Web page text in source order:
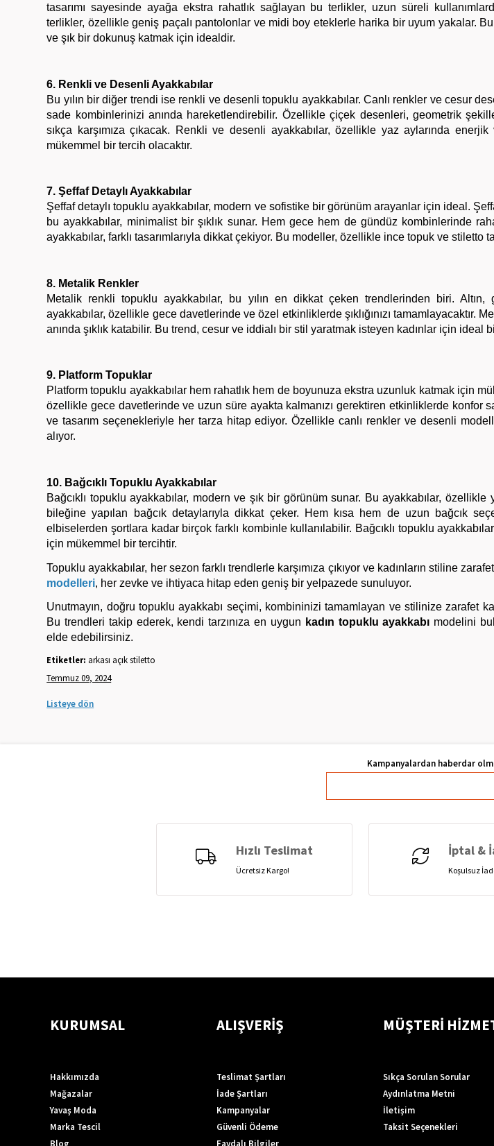
tasarımı sayesinde ayağa ekstra rahatlık sağlayan bu terlikler, uzun süreli
terlikler, özellikle geniş paçalı pantolonlar ve midi boy eteklerle harika bir uyum yakalar.
ve şık bir dokunuş katmak için idealdir.
6. Renkli ve Desenli Ayakkabılar
Bu yılın bir diğer trendi ise renkli ve desenli topuklu ayakkabılar. Canlı renkler ve cesur
sade kombinlerinizi anında hareketlendirebilir. Özellikle çiçek desenleri, geometrik
sıkça karşımıza çıkacak. Renkli ve desenli ayakkabılar, özellikle yaz aylarında
mükemmel bir tercih olacaktır.
7. Şeffaf Detaylı Ayakkabılar
Şeffaf detaylı topuklu ayakkabılar, modern ve sofistike bir görünüm arayanlar için ideal.
bu ayakkabılar, minimalist bir şıklık sunar. Hem gece hem de gündüz kombinlerinde
ayakkabılar, farklı tasarımlarıyla dikkat çekiyor. Bu modeller, özellikle ince topuk ve stiletto
8. Metalik Renkler
Metalik renkli topuklu ayakkabılar, bu yılın en dikkat çeken trendlerinden biri. Altın,
ayakkabılar, özellikle gece davetlerinde ve özel etkinliklerde şıklığınızı tamamlayacaktır.
anında şıklık katabilir. Bu trend, cesur ve iddialı bir stil yaratmak isteyen kadınlar için ideal
9. Platform Topuklar
Platform topuklu ayakkabılar hem rahatlık hem de boyunuza ekstra uzunluk katmak için
özellikle gece davetlerinde ve uzun süre ayakta kalmanızı gerektiren etkinliklerde konfor
ve tasarım seçenekleriyle her tarza hitap ediyor. Özellikle canlı renkler ve desenli
alıyor.
10. Bağcıklı Topuklu Ayakkabılar
Bağcıklı topuklu ayakkabılar, modern ve şık bir görünüm sunar. Bu ayakkabılar,
bileğine yapılan bağcık detaylarıyla dikkat çeker. Hem kısa hem de uzun bağcık
elbiselerden şortlara kadar birçok farklı kombinle kullanılabilir. Bağcıklı topuklu
için mükemmel bir tercihtir.
Topuklu ayakkabılar, her sezon farklı trendlerle karşımıza çıkıyor ve kadınların stiline
modelleri, her zevke ve ihtiyaca hitap eden geniş bir yelpazede sunuluyor.
Unutmayın, doğru topuklu ayakkabı seçimi, kombininizi tamamlayan ve stilinize zarafet
Bu trendleri takip ederek, kendi tarzınıza en uygun kadın topuklu ayakkabı modelini
elde edebilirsiniz.
Etiketler: arkası açık stiletto
Temmuz 09, 2024
Listeye dön
Hızlı Teslimat
Ücretsiz Kargo!
İptal &
Koşulsuz
KURUMSAL
Hakkımızda
Mağazalar
Yavaş Moda
Marka Tescil
ALIŞVERİŞ
Teslimat Şartları
İade Şartları
Kampanyalar
Güvenli Ödeme
MÜŞTERİ
Sıkça Sorulan Sorular
Aydınlatma Metni
İletişim
Taksit Seçenekleri